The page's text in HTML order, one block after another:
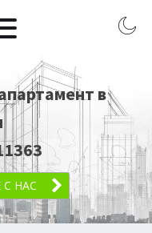
в
С НАС